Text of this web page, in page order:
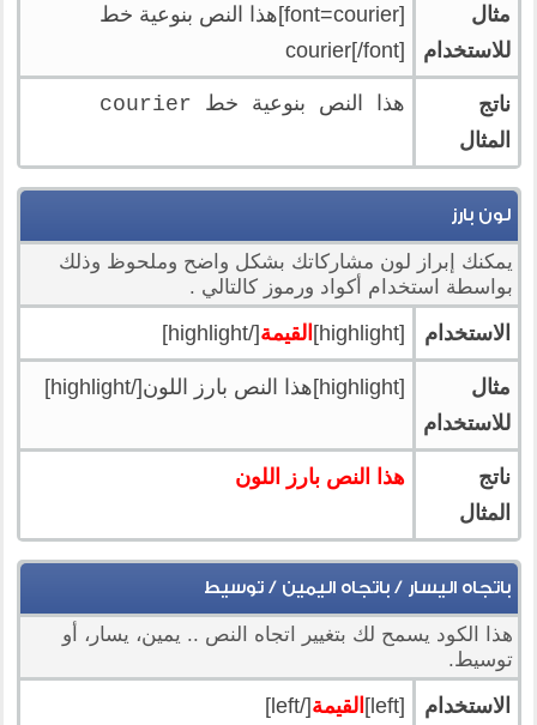
مثال
للاستخدام
[font=courier]هذا النص بنوعية خط
courier[/font]
ناتج
المثال
هذا النص بنوعية خط courier
لون بارز
يمكنك إبراز لون مشاركاتك بشكل واضح وملحوظ وذلك
بواسطة استخدام أكواد ورموز كالتالي .
الاستخدام [highlight] القيمة[/highlight]
مثال
للاستخدام
[highlight]هذا النص بارز اللون[/highlight]
ناتج
المثال
هذا النص بارز اللون
باتجاه اليسار / باتجاه اليمين / توسيط
هذا الكود يسمح لك بتغيير اتجاه النص .. يمين، يسار، أو
توسيط.
الاستخدام [left] القيمة[/left]